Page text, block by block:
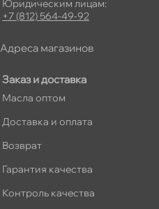
Заказ и доставка
Масла оптом
Доставка и оплата
озврат
Гарантия качества
Контроль качества
Юридическим лицам:
+7 (812) 564-49-92
Адреса магазино